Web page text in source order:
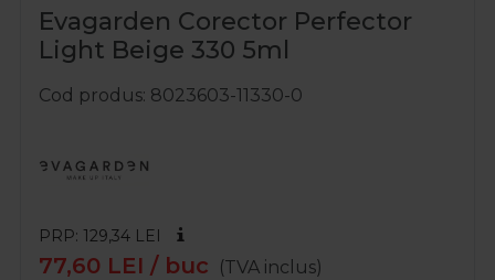
Evagarden Corector Perfector
Light Beige 330 5ml
Cod produs 8023603-11330-0
PRP: 129,34 LEI
77,60 LEI / buc (TVA inclus)